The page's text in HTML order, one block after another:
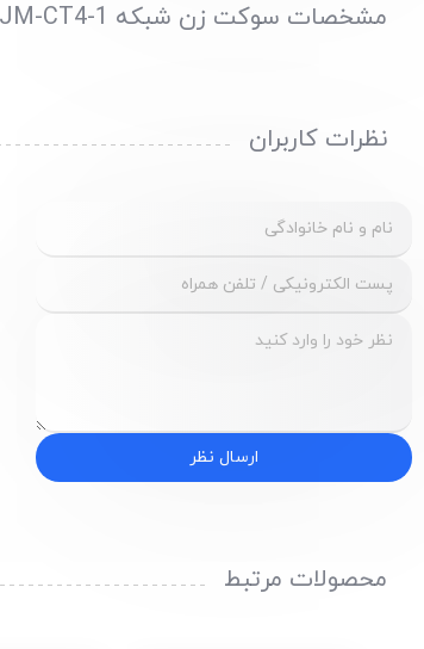
مشخصات سوکت زن شبکه JM-CT4-1
نظرات کاربران
ارسال نظر
محصولات مرتبط